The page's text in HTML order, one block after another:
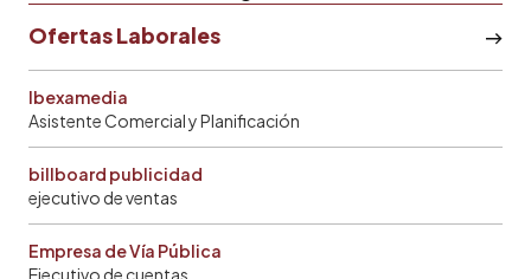
Ofertas Laborales
Ibexamedia
Asistente Comercial y Planificación
billboard publicidad
ejecutivo de ventas
Empresa de Vía Pública
Ejecutivo de cuentas